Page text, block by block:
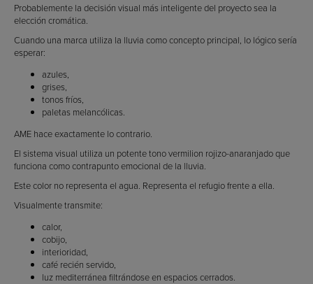
Probablemente la decisión visual más inteligente del proyecto sea la
elección cromática.
Cuando una marca utiliza la lluvia como concepto principal, lo lógico sería
esperar:
azules,
grises,
tonos fríos,
paletas melancólicas.
AME hace exactamente lo contrario.
El sistema visual utiliza un potente tono vermilion rojizo-anaranjado que
funciona como contrapunto emocional de la lluvia.
Este color no representa el agua. Representa el refugio frente a ella.
Visualmente transmite:
calor,
cobijo,
interioridad,
café recién servido,
luz mediterránea filtrándose en espacios cerrados.